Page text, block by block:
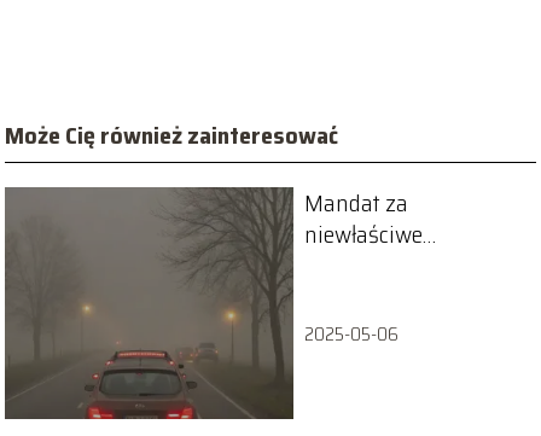
Może Cię również zainteresować
Mandat za
niewłaściwe
co grozi?
2025-05-06